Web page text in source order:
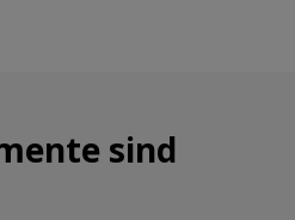
sind